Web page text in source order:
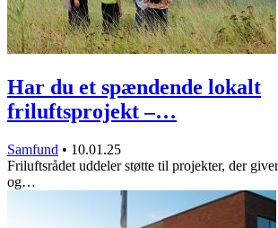
Har du et spændende lokalt
friluftsprojekt –…
Samfund • 10.01.25
Friluftsrådet uddeler støtte til projekter, der
og…